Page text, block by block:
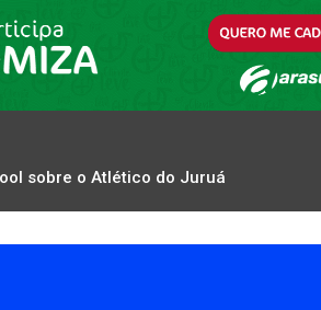
sobre o Atlético do Juruá